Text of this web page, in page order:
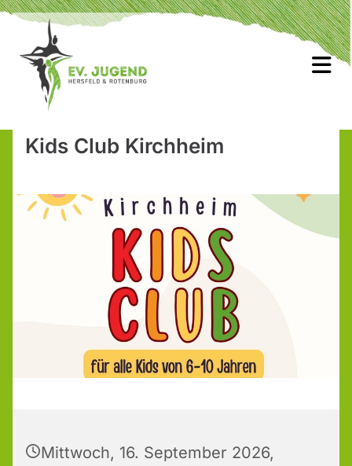
Kids Club Kirchheim
Mittwoch, 16. September 2026,